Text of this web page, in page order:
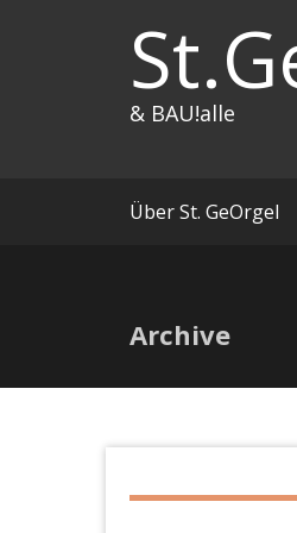
& BAU!alle
Über St. GeOrgel
Archive